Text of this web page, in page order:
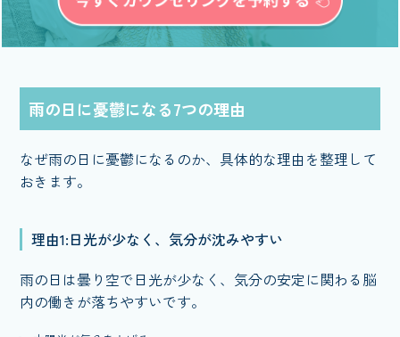
雨の日に憂鬱になる7つの理由
なぜ雨の日に憂鬱になるのか、具体的な理由を整理して
おきます。
理由1:日光が少なく、気分が沈みやすい
雨の日は曇り空で日光が少なく、気分の安定に関わる脳
内の働きが落ちやすいです。